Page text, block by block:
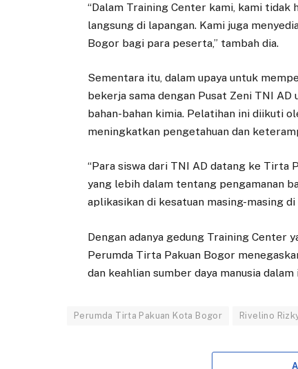
“Dalam Training Center kami, kami
langsung di lapangan. Kami juga
Bogor bagi para peserta,” tambah dia.
Sementara itu, dalam upaya untuk
bekerja sama dengan Pusat Zeni TNI
bahan-bahan kimia. Pelatihan ini diikuti
meningkatkan pengetahuan dan
“Para siswa dari TNI AD datang ke Tirta
yang lebih dalam tentang pengamanan
aplikasikan di kesatuan masing-masing
Dengan adanya gedung Training Center
Perumda Tirta Pakuan Bogor
dan keahlian sumber daya manusia
Perumda Tirta Pakuan Kota Bogor Rivelino